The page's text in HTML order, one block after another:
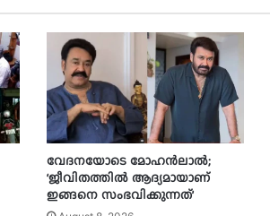
വേദനയോടെ മോഹൻലാൽ;
‘ജീവിതത്തിൽ ആദ്യമായാണ്
ഇങ്ങനെ സംഭവിക്കുന്നത്’